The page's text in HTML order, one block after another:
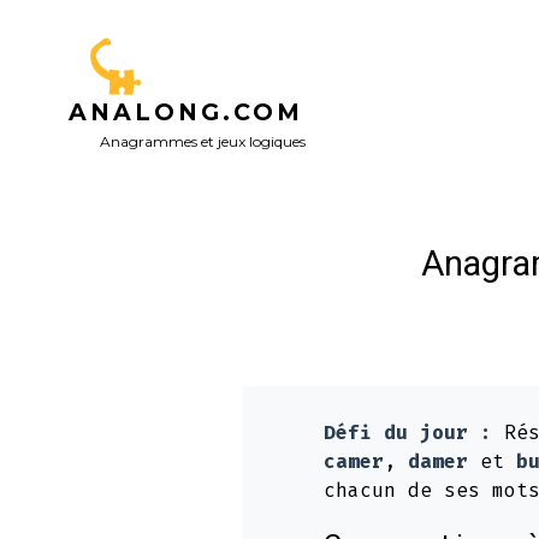
ANALONG.COM
Anagrammes et jeux logiques
Défi du jour :
camer , damer et
chacun de ses